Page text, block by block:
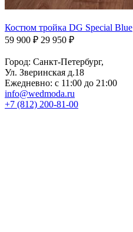
Костюм тройка DG Special Blue
59 900 ₽ 29 950 ₽
Город: Санкт-Петербург,
Ул. Зверинская д.18
Ежедневно: с 11:00 до 21:00
info@wedmoda.ru
+7 (812) 200-81-00